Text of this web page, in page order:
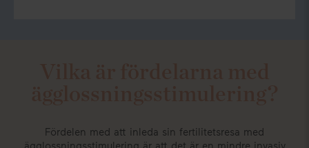
Fördelen med att inleda sin fertilitetsresa med
ägglossningsstimulering är att det är en mindre invasiv